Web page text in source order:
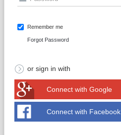
Remember me
Forgot Password
or sign in with
Connect with Google
Connect with Facebook